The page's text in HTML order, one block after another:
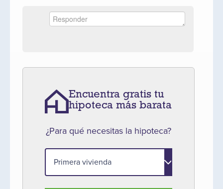
Encuentra gratis tu
hipoteca más barata
¿Para qué necesitas la hipoteca?